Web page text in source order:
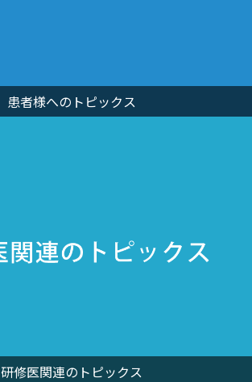
患者様へのトピックス
研修医関連のトピックス